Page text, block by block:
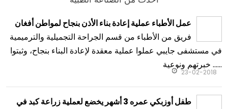
عمل الأطباء عملية إعادة بناء الأذن بنجاح لمواطن أفغان
فريق من الأطباء من قسم الجراحة التجميلية والترميمية
في مستشفى جايبي عملوا عملية معقدة لإعادة البناء بنجاح، وثبتوا
خبرتهم ونوعية ......
23-02-2018
طفل أوزبكي عمره 3 أشهر يخضع لعملية زراعة كبد في